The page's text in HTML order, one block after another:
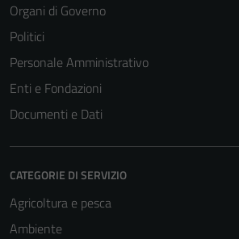
Organi di Governo
Politici
Personale Amministrativo
Enti e Fondazioni
Documenti e Dati
CATEGORIE DI SERVIZIO
Agricoltura e pesca
Ambiente